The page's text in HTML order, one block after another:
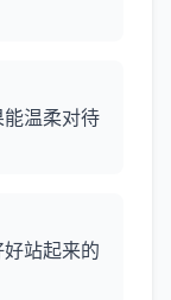
温柔对待
站起来的